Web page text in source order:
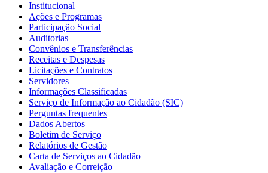
Institucional
Ações e Programas
Participação Social
Auditorias
Convênios e Transferências
Receitas e Despesas
Licitações e Contratos
Servidores
Informações Classificadas
Serviço de Informação ao Cidadão (SIC)
Perguntas frequentes
Dados Abertos
Boletim de Serviço
Relatórios de Gestão
Carta de Serviços ao Cidadão
Avaliação e Correição